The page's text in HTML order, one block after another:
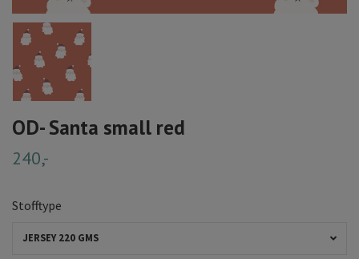
OD- Santa small red
240,-
Stofftype
JERSEY 220 GMS